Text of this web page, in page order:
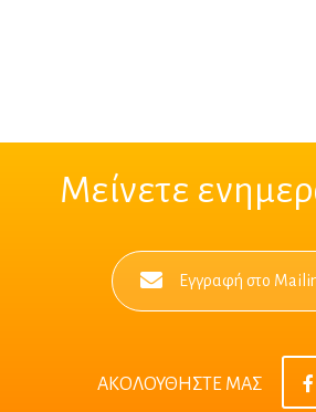
Μείνετε
Εγγραφή στο
ΑΚΟΛΟΥΘΗΣΤΕ ΜΑΣ